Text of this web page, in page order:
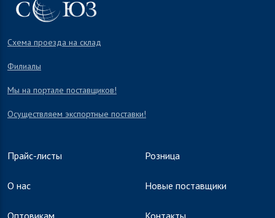
Схема проезда на склад
Филиалы
Мы на портале поставщиков!
Осуществляем экспортные поставки!
Прайс-листы
О нас
Оптовикам
Розница
Новые поставщики
Контакты